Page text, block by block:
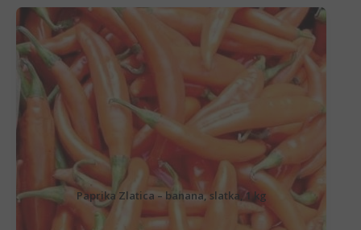
Paprika Zlatica – banana, slatka, 1 kg